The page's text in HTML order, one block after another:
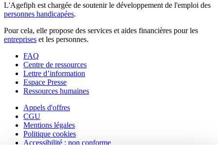
L'Agefiph est chargée de soutenir le développement de l'emploi des
personnes handicapées.
Pour cela, elle propose des services et aides financières pour les
entreprises et les personnes.
FAQ
Centre de ressources
Lettre d’information
Espace Presse
Ressources humaines
Appels d'offres
CGU
Mentions légales
Politique cookies
Accessibilité : non conforme